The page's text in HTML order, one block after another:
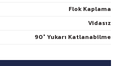
Flok Kaplama
Vidasız
90° Yukarı Katlanabilme